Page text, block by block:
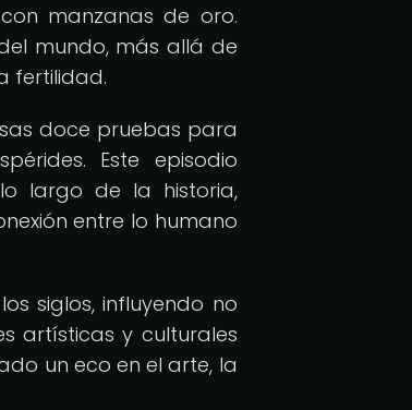
manzanas de oro.
mundo, más allá de
fertilidad.
doce pruebas para
Este episodio
largo de la historia,
entre lo humano
siglos, influyendo no
artísticas y culturales
un eco en el arte, la